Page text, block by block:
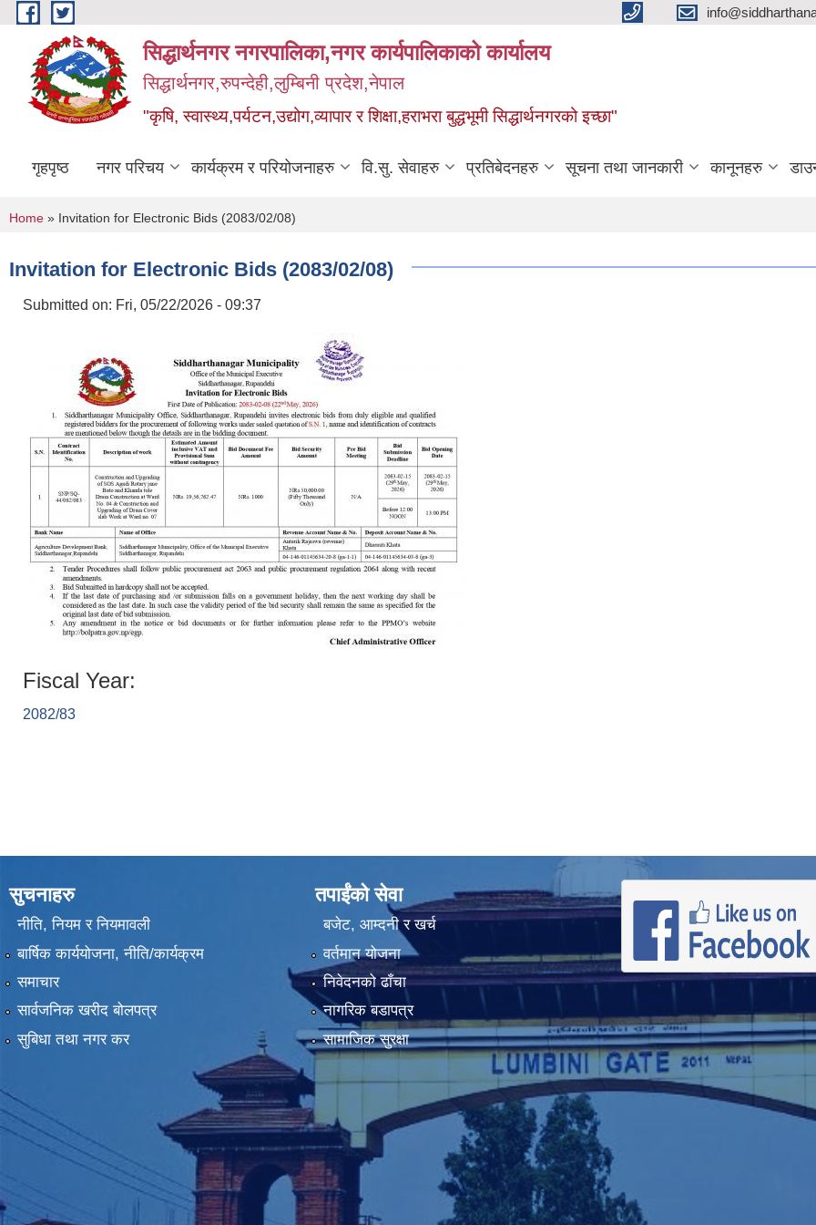
Skip to main content
सिद्धार्थनगर नगरपालिका,नगर कार्यपालिकाको कार्यालय
सिद्धार्थनगर,रुपन्देही,लुम्बिनी प्रदेश,नेपाल
"कृषि, स्वास्थ्य,पर्यटन,उद्योग,व्यापार र शिक्षा,हराभरा बुद्धभूमी सिद्धार्थनगरको इच्छा"
गृहपृष्ठ नगर परिचय कार्यक्रम र परियोजनाहरु वि.सु. सेवाहरु प्रतिबेदनहरु सूचना तथा जानकारी कानूनहरु
You are here
Home » Invitation for Electronic Bids (2083/02/08)
Invitation for Electronic Bids (2083/02/08)
Submitted on: Fri, 05/22/2026 - 09:37
Fiscal Year:
2082/83
सुचनाहरु
नीति, नियम र नियमावली
बार्षिक कार्ययोजना, नीति/कार्यक्रम
समाचार
सार्वजनिक खरीद बोलपत्र
सुबिधा तथा नगर कर
तपाईंको सेवा
बजेट, आम्दनी र खर्च
वर्तमान योजना
निवेदनको ढाँचा
नागरिक बडापत्र
सामाजिक सुरक्षा